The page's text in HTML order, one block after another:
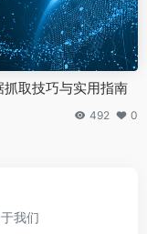
抓取技巧与实用指南
492 0
我们